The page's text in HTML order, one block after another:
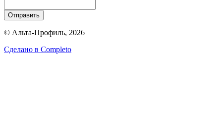
Отправить
© Альта-Профиль, 2026
Сделано в Completo